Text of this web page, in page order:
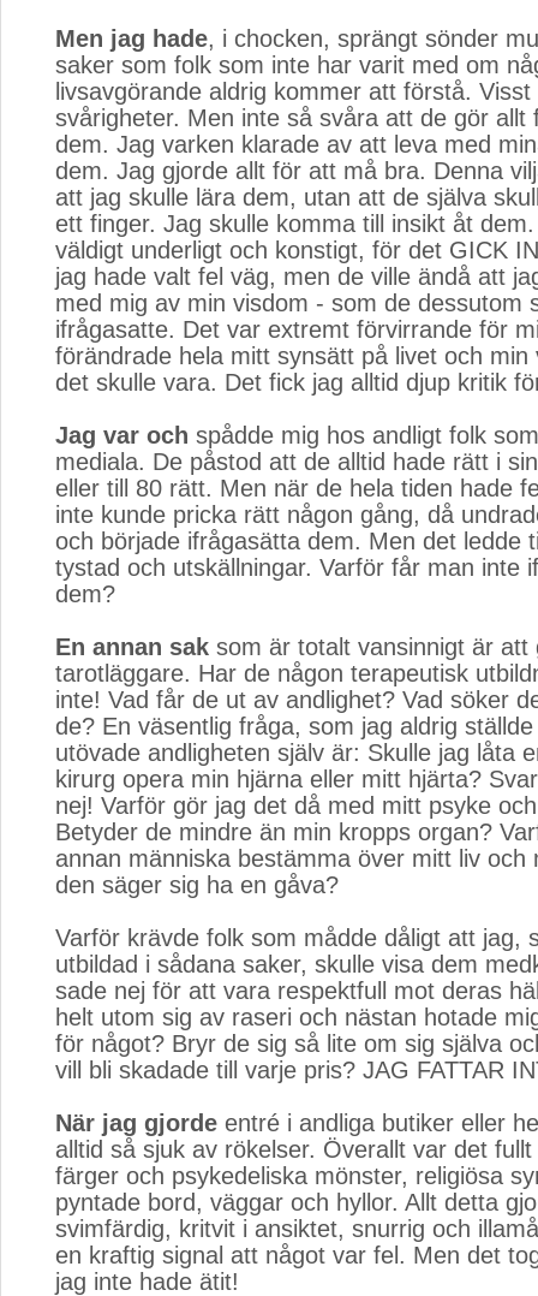
Men jag hade, i chocken, sprängt sönder
saker som folk som inte har varit med om
livsavgörande aldrig kommer att förstå.
svårigheter. Men inte så svåra att de gör allt
dem. Jag varken klarade av att leva med
dem. Jag gjorde allt för att må bra. Denna
att jag skulle lära dem, utan att de själva
ett finger. Jag skulle komma till insikt åt
väldigt underligt och konstigt, för det GICK
jag hade valt fel väg, men de ville ändå att
med mig av min visdom - som de dessutom
ifrågasatte. Det var extremt förvirrande för
förändrade hela mitt synsätt på livet och min
det skulle vara. Det fick jag alltid djup kritik
Jag var och spådde mig hos andligt folk
mediala. De påstod att de alltid hade rätt i
eller till 80 rätt. Men när de hela tiden hade
inte kunde pricka rätt någon gång, då
och började ifrågasätta dem. Men det ledde
tystad och utskällningar. Varför får man inte
dem?
En annan sak som är totalt vansinnigt är att
tarotläggare. Har de någon terapeutisk
inte! Vad får de ut av andlighet? Vad söker
de? En väsentlig fråga, som jag aldrig
utövade andligheten själv är: Skulle jag låta
kirurg opera min hjärna eller mitt hjärta?
nej! Varför gör jag det då med mitt psyke
Betyder de mindre än min kropps organ?
annan människa bestämma över mitt liv och
den säger sig ha en gåva?
Varför krävde folk som mådde dåligt att jag,
utbildad i sådana saker, skulle visa dem
sade nej för att vara respektfull mot deras
helt utom sig av raseri och nästan hotade
för något? Bryr de sig så lite om sig själva
vill bli skadade till varje pris? JAG FATTAR
När jag gjorde entré i andliga butiker eller
alltid så sjuk av rökelser. Överallt var det
färger och psykedeliska mönster, religiösa
pyntade bord, väggar och hyllor. Allt detta
svimfärdig, kritvit i ansiktet, snurrig och
en kraftig signal att något var fel. Men det
jag inte hade ätit!